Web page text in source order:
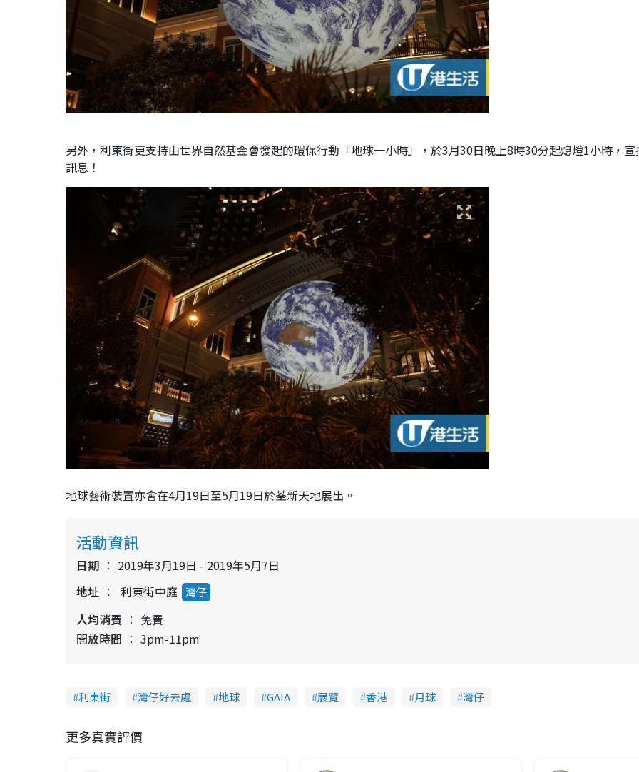
另外，利東街更支持由世界自然基金會發起的環保行動「地球一小時」，於3月30日晚上8時30分起熄燈1小時，
訊息！
地球藝術裝置亦會在4月19日至5月19日於荃新天地展出。
活動資訊
日期
2019年3月19日 - 2019年5月7日
地址
利東街中庭 灣仔
人均消費
免費
開放時間
3pm-11pm
利東街 灣仔好去處 地球 GAIA 展覽 香港 月球 灣仔
更多真實評價